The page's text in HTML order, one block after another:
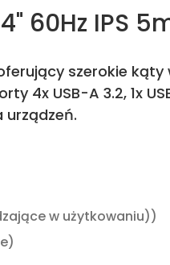
60Hz IPS
szerokie kąty
USB-A 3.2, 1x
urządzeń.
w użytkowaniu))